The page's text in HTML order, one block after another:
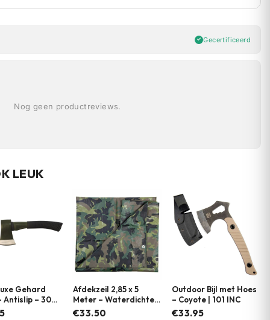
Gecertificeerd
Nog geen productreviews.
LEUK
Gehard
Antislip – 30
| MFH
Afdekzeil 2,85 x 5
Meter – Waterdichte
Tarp | Fosco Industries
€33.50
Outdoor Bijl met Hoes
– Coyote | 101 INC
€33.95